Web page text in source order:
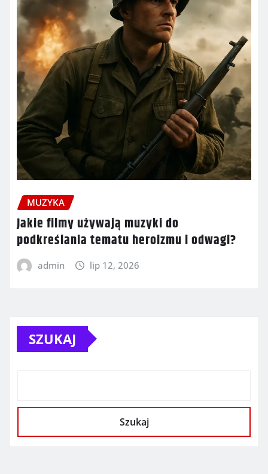
MUZYKA
Jakie filmy używają muzyki do
podkreślania tematu heroizmu i odwagi?
admin lip 12, 2026
SZUKAJ
Szukaj